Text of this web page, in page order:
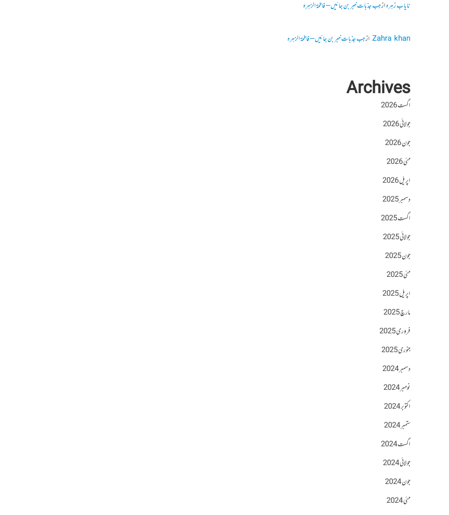
نایاب زہرہازجب جذبات خبر بن جائیں – فاطمۃالزہرہ
Zahra khanازجب جذبات خبر بن جائیں – فاطمۃالزہرہ
Archives
اگست 2026
جولائی 2026
جون 2026
مئی 2026
اپریل 2026
دسمبر 2025
اگست 2025
جولائی 2025
جون 2025
مئی 2025
اپریل 2025
مارچ 2025
فروری 2025
جنوری 2025
دسمبر 2024
نومبر 2024
اکتوبر 2024
ستمبر 2024
اگست 2024
جولائی 2024
جون 2024
مئی 2024